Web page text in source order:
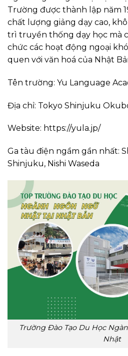
Trường được thành lập năm
chất lượng giảng dạy cao,
trì truyền thống dạy học mà
chức các hoạt động ngoại
quen với văn hoá của Nhật
Tên trường: Yu Language
Địa chỉ: Tokyo Shinjuku
Website: https://yula.jp/
Ga tàu điện ngầm gần nhất:
Shinjuku, Nishi Waseda
Trường Đào Tạo Du Học
Nhật